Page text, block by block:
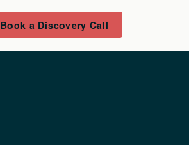
Book a Discovery Call